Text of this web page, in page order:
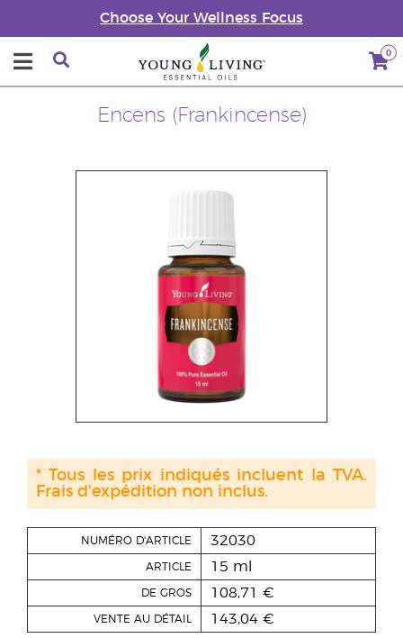
Choose Your Wellness Focus
0
Encens (Frankincense)
NUMÉRO D'ARTICLE 32030
ARTICLE 15 ml
DE GROS 108,71 €
VENTE AU DÉTAIL 143,04 €
* Tous les prix indiqués incluent la TVA.
Frais d'expédition non inclus.